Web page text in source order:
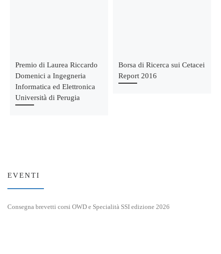
Premio di Laurea Riccardo
Domenici a Ingegneria
Informatica ed Elettronica
Università di Perugia
Borsa di Ricerca sui Cetacei
Report 2016
EVENTI
Consegna brevetti corsi OWD e Specialità SSI edizione 2026